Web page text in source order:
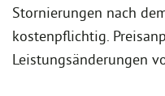
Stornierungen nach
kostenpflichtig.
Leistungsänderungen